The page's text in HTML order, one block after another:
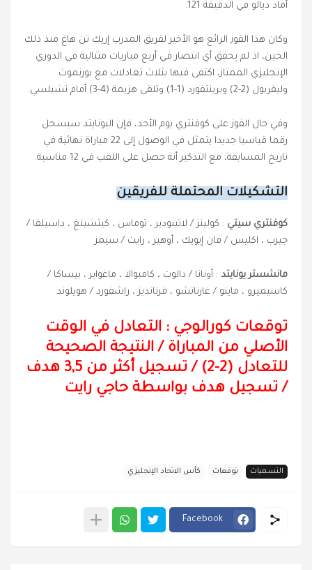
أماد ديالو في الدقيقة 121.
وكان هذا الفوز الرائع هو الأخير لفريق المدرب إريك تن هاغ منذ ذلك
الحين، اذ لم يحقق أي انتصار في أربع مباريات متتالية في الدوري
الإنجليزي الممتاز، اكتفى فيها بثلاث تعادلات مع بورنموث
وليفربول (2-2) وبرينتفورد (1-1) وتلقى هزيمة (4-3) أمام تشيلسي.
وفي حال الفوز على كوفنتري يوم الأحد، فإن اليونايتد سيسجل
رقما قياسيا جديدا يتمثل في الوصول إلى 22 مباراة نهائية في
تاريخ المسابقة، مع التذكير أنه حصل على اللقب في 12 مناسبة.
التشكيلات المحتملة للفريقين
كوفنتري سيتي : كولينز / لاتيبودير ، توماس ، كيتشينغ ، داسيلفا /
جيرب ، اكليس / فان إيويك ، أوهير ، رايت / سيمز
مانشستر يونايتد : أونانا / دالوت ، كامبوالا ، ماغواير ، بيساكا /
كاسيميرو ، ماينو / غارناتشو ، فرنانديز ، راشفورد / هويلوند
توقعات كورالوجي : التعادل في الوقت
الأصلي من المباراة /النتيجة الصحيحة
للتعادل (2
-
2
) / تسجيل أكثر من 3,5 هدف
/ تسجيل هدف بواسطة حاجي رايت
التسميات توقعات كأس الاتحاد الإنجليزي
Facebook